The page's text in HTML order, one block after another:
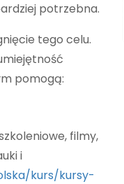
potrzebna.
tego celu.
pomogą:
filmy,
i
kurs/kursy-